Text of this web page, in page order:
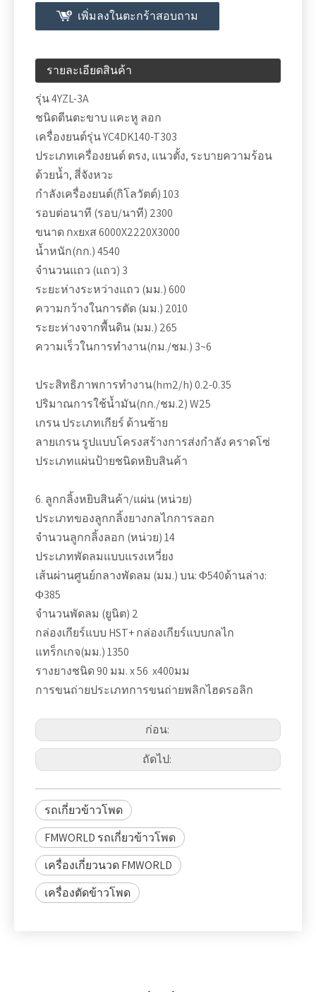
เพิ่มลงในตะกร้าสอบถาม
รายละเอียดสินค้า
รุ่น 4YZL-3A
ชนิดตีนตะขาบ แคะหู ลอก
เครื่องยนต์รุ่น YC4DK140-T303
ประเภทเครื่องยนต์ ตรง, แนวตั้ง, ระบายความร้อน
ด้วยน้ำ, สี่จังหวะ
กำลังเครื่องยนต์(กิโลวัตต์) 103
รอบต่อนาที (รอบ/นาที) 2300
ขนาด กxยxส 6000X2220X3000
น้ำหนัก(กก.) 4540
จำนวนแถว (แถว) 3
ระยะห่างระหว่างแถว (มม.) 600
ความกว้างในการตัด (มม.) 2010
ระยะห่างจากพื้นดิน (มม.) 265
ความเร็วในการทำงาน(กม./ชม.) 3~6
ประสิทธิภาพการทำงาน(hm2/h) 0.2-0.35
ปริมาณการใช้น้ำมัน(กก./ชม.2) W25
เกรน ประเภทเกียร์ ด้านซ้าย
ลายเกรน รูปแบบโครงสร้างการส่งกำลัง คราดโซ่
ประเภทแผ่นป้ายชนิดหยิบสินค้า
6. ลูกกลิ้งหยิบสินค้า/แผ่น (หน่วย)
ประเภทของลูกกลิ้งยางกลไกการลอก
จำนวนลูกกลิ้งลอก (หน่วย) 14
ประเภทพัดลมแบบแรงเหวี่ยง
เส้นผ่านศูนย์กลางพัดลม (มม.) บน: Φ540ด้านล่าง:
Φ385
จำนวนพัดลม (ยูนิต) 2
กล่องเกียร์แบบ HST+ กล่องเกียร์แบบกลไก
แทร็กเกจ(มม.) 1350
รางยางชนิด 90 มม. x 56 x400มม
การขนถ่ายประเภทการขนถ่ายพลิกไฮดรอลิก
ก่อน:
ถัดไป:
รถเกี่ยวข้าวโพด
FMWORLD รถเกี่ยวข้าวโพด
เครื่องเกี่ยวนวด FMWORLD
เครื่องตัดข้าวโพด